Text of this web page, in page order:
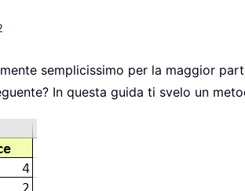
semplicissimo per la maggior
In questa guida ti svelo un